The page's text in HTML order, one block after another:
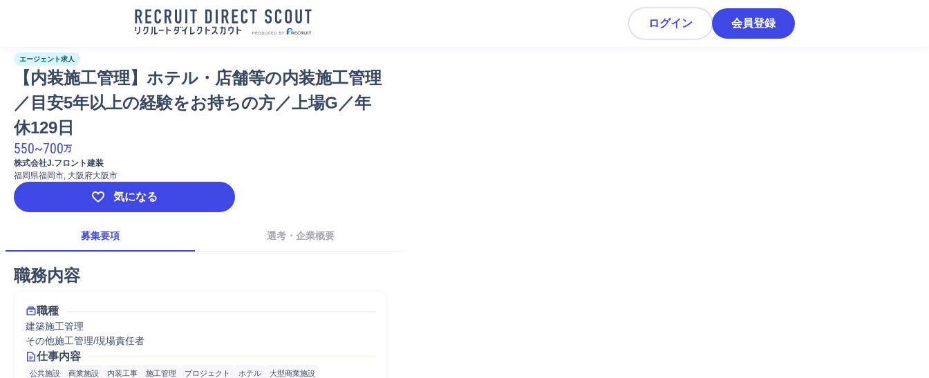
ログイン 会員登録
エージェント求人
【内装施工管理】ホテル・店舗等の内装施工管理
／目安5年以上の経験をお持ちの方／上場G／年
休129日
550~700万
株式会社J.フロント建装
福岡県福岡市, 大阪府大阪市
気になる
募集要項 選考・企業概要
職務内容
職種
建築施工管理
その他施工管理/現場責任者
仕事内容
公共施設 商業施設 内装工事 施工管理 プロジェクト ホテル 大型商業施設